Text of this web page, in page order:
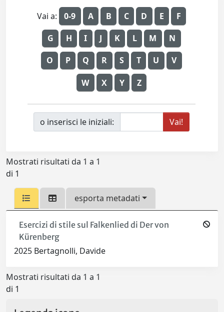
Vai a: 0-9 A B C D E F
G H I J K L M N
O P Q R S T U V
W X Y Z
o inserisci le iniziali:
Mostrati risultati da 1 a 1
di 1
esporta metadati
Esercizi di stile sul Falkenlied di Der von
Kürenberg
2025 Bertagnolli, Davide
Mostrati risultati da 1 a 1
di 1